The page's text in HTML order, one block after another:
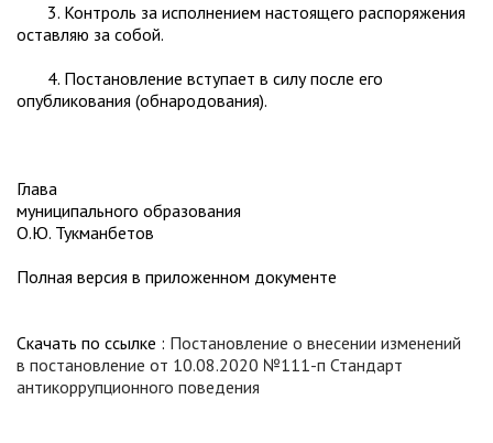
3. Контроль за исполнением настоящего распоряжения
оставляю за собой.
4. Постановление вступает в силу после его
опубликования (обнародования).
Глава
муниципального образования
О.Ю. Тукманбетов
Полная версия в приложенном документе
Скачать по ссылке : Постановление о внесении изменений
в постановление от 10.08.2020 №111-п Стандарт
антикоррупционного поведения